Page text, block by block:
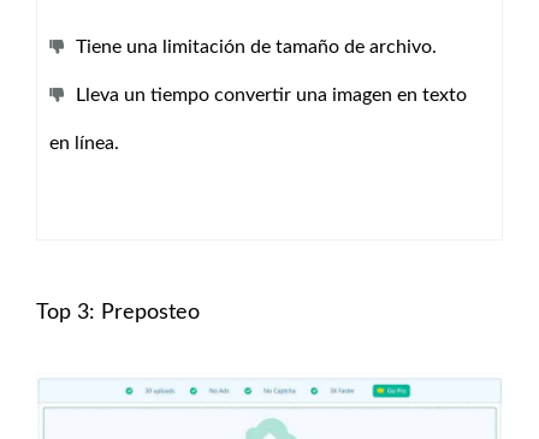
Tiene una limitación de tamaño de archivo.
Lleva un tiempo convertir una imagen en texto
en línea.
Top 3: Preposteo